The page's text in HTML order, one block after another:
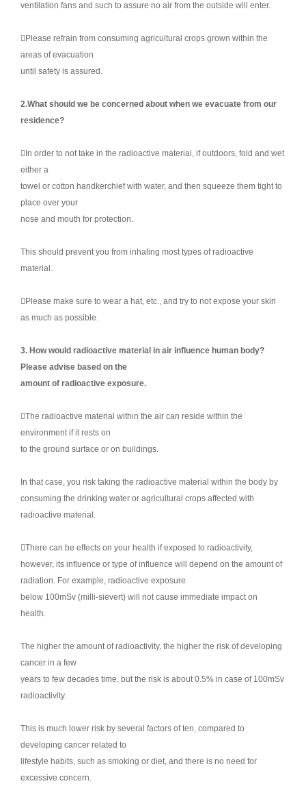
ventilation fans and such to assure no air from the outside will enter.
Please refrain from consuming agricultural crops grown within the
areas of evacuation
until safety is assured.
2.What should we be concerned about when we evacuate from our
residence?
In order to not take in the radioactive material, if outdoors, fold and wet
either a
towel or cotton handkerchief with water, and then squeeze them tight to
place over your
nose and mouth for protection.
This should prevent you from inhaling most types of radioactive
material.
Please make sure to wear a hat, etc., and try to not expose your skin
as much as possible.
3. How would radioactive material in air influence human body?
Please advise based on the
amount of radioactive exposure.
The radioactive material within the air can reside within the
environment if it rests on
to the ground surface or on buildings.
In that case, you risk taking the radioactive material within the body by
consuming the drinking water or agricultural crops affected with
radioactive material.
There can be effects on your health if exposed to radioactivity,
however, its influence or type of influence will depend on the amount of
radiation. For example, radioactive exposure
below 100mSv (milli-sievert) will not cause immediate impact on
health.
The higher the amount of radioactivity, the higher the risk of developing
cancer in a few
years to few decades time, but the risk is about 0.5% in case of 100mSv
radioactivity.
This is much lower risk by several factors of ten, compared to
developing cancer related to
lifestyle habits, such as smoking or diet, and there is no need for
excessive concern.